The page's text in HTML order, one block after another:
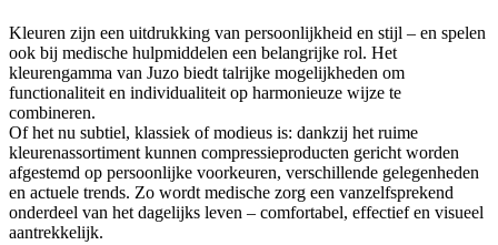
Kleuren zijn een uitdrukking van persoonlijkheid en stijl – en spelen
ook bij medische hulpmiddelen een belangrijke rol. Het
kleurengamma van Juzo biedt talrijke mogelijkheden om
functionaliteit en individualiteit op harmonieuze wijze te
combineren.
Of het nu subtiel, klassiek of modieus is: dankzij het ruime
kleurenassortiment kunnen compressieproducten gericht worden
afgestemd op persoonlijke voorkeuren, verschillende gelegenheden
en actuele trends. Zo wordt medische zorg een vanzelfsprekend
onderdeel van het dagelijks leven – comfortabel, effectief en visueel
aantrekkelijk.